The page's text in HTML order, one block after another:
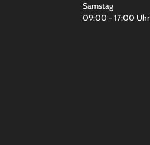
Samstag
09:00 - 17:00 Uhr